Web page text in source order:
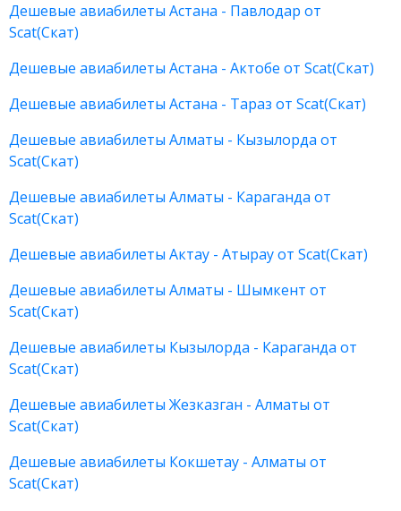
Дешевые авиабилеты Астана - Павлодар от
Scat(Скат)
Дешевые авиабилеты Астана - Актобе от Scat(Скат)
Дешевые авиабилеты Астана - Тараз от Scat(Скат)
Дешевые авиабилеты Алматы - Кызылорда от
Scat(Скат)
Дешевые авиабилеты Алматы - Караганда от
Scat(Скат)
Дешевые авиабилеты Актау - Атырау от Scat(Скат)
Дешевые авиабилеты Алматы - Шымкент от
Scat(Скат)
Дешевые авиабилеты Кызылорда - Караганда от
Scat(Скат)
Дешевые авиабилеты Жезказган - Алматы от
Scat(Скат)
Дешевые авиабилеты Кокшетау - Алматы от
Scat(Скат)